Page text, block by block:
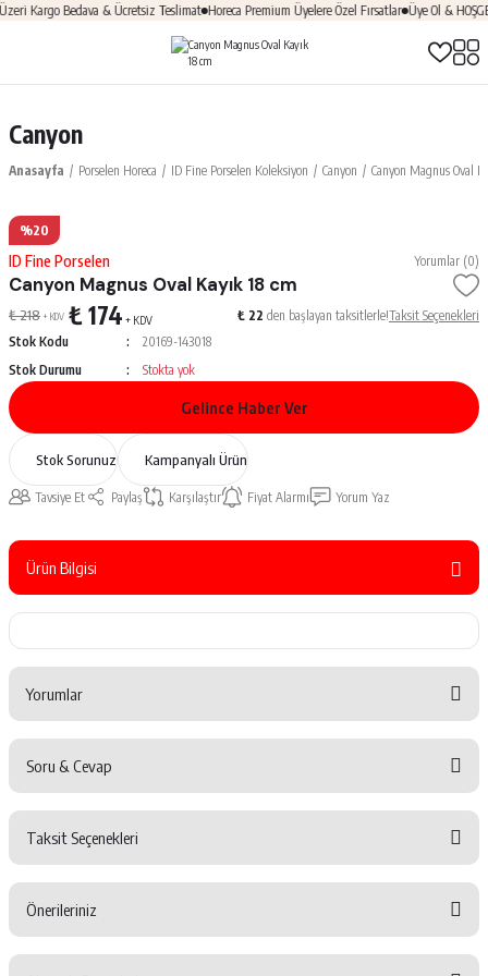
Kargo Bedava & Ücretsiz Teslimat Horeca Premium Üyelere Özel Fırsatlar Üye Ol &
Canyon
Anasayfa Porselen Horeca ID Fine Porselen Koleksiyon Canyon Canyon Magnus Oval
%20
ID Fine Porselen Yorumlar (0)
Canyon Magnus Oval Kayık 18 cm
₺ 218 + KDV ₺ 174 + KDV ₺ 22 den başlayan taksitlerle!Taksit Seçenekleri
Stok Kodu
20169-143018
Stok Durumu
Stokta yok
Gelince Haber Ver
Stok Sorunuz Kampanyalı Ürün
Tavsiye Et Paylaş Karşılaştır Fiyat Alarmı Yorum Yaz
Ürün Bilgisi
Yorumlar
Yorum Yaz
Soru & Cevap
Soru Sor
Taksit Seçenekleri
Önerileriniz